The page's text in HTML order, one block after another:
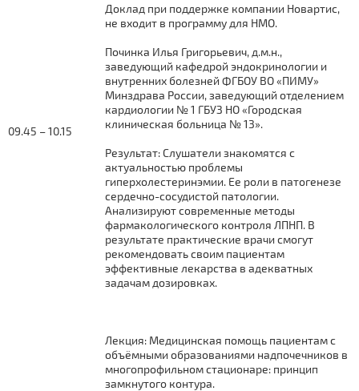
09.45 – 10.15
Доклад при поддержке компании Новартис,
не входит в программу для НМО.
Починка Илья Григорьевич, д.м.н.,
заведующий кафедрой эндокринологии и
внутренних болезней ФГБОУ ВО «ПИМУ»
Минздрава России, заведующий отделением
кардиологии № 1 ГБУЗ НО «Городская
клиническая больница № 13».
Результат: Слушатели знакомятся с
актуальностью проблемы
гиперхолестеринэмии. Ее роли в патогенезе
сердечно-сосудистой патологии.
Анализируют современные методы
фармакологического контроля ЛПНП. В
результате практические врачи смогут
рекомендовать своим пациентам
эффективные лекарства в адекватных
задачам дозировках.
Лекция: Медицинская помощь пациентам с
объёмными образованиями надпочечников в
многопрофильном стационаре: принцип
замкнутого контура.